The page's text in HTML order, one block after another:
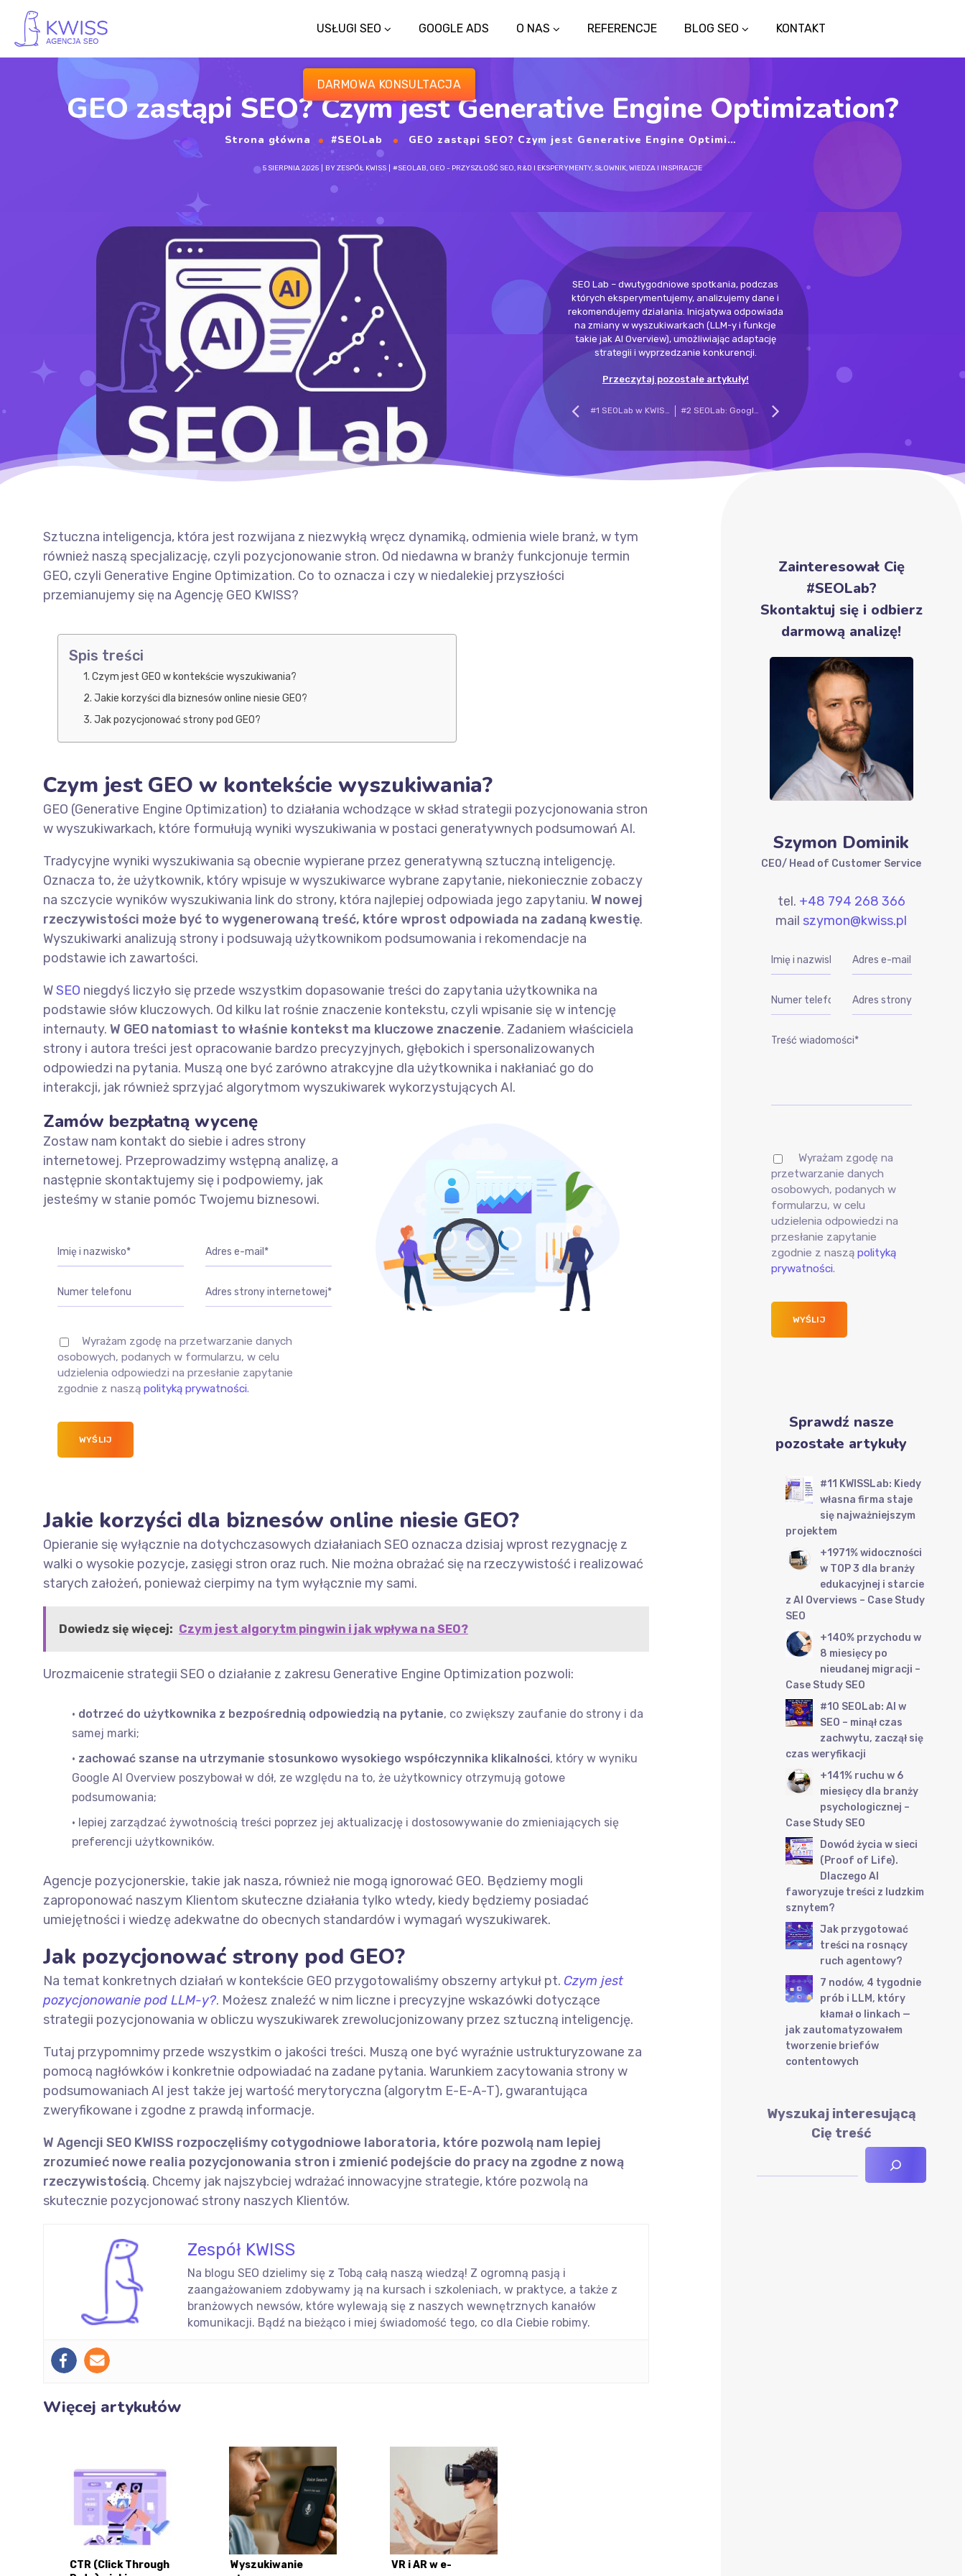
USŁUGI SEO GOOGLE ADS O NAS REFERENCJE BLOG SEO KONTAKT
DARMOWA KONSULTACJA
GEO zastąpi SEO? Czym jest Generative Engine Optimization?
Strona główna #SEOLab GEO zastąpi SEO? Czym jest Generative Engine Optimization?
5 SIERPNIA 2025 BYZESPÓŁ KWISS #SEOLAB, GEO - PRZYSZŁOŚĆ SEO, R&D I EKSPERYMENTY, SŁOWNIK,WIEDZA I INSPIRACJE
SEO Lab – dwutygodniowe spotkania, podczas
których eksperymentujemy, analizujemy dane i
rekomendujemy działania. Inicjatywa odpowiada
na zmiany w wyszukiwarkach (LLM-y i funkcje
takie jak AI Overview), umożliwiając adaptację
strategii i wyprzedzanie konkurencji.
Przeczytaj pozostałe artykuły!
#1 SEOLab w KWISS: jak badamy, testujemy i adaptujemy SEO w erze AI #2 SEOLab: Google AI Studio, plik llms.txt oraz wpływ BING na pozycjonowanie w Chat GPT
Sztuczna inteligencja, która jest rozwijana z niezwykłą wręcz dynamiką, odmienia wiele branż, w tym
również naszą specjalizację, czyli pozycjonowanie stron. Od niedawna w branży funkcjonuje termin
GEO, czyli Generative Engine Optimization. Co to oznacza i czy w niedalekiej przyszłości
przemianujemy się na Agencję GEO KWISS?
Spis treści
Czym jest GEO w kontekście wyszukiwania?
Jakie korzyści dla biznesów online niesie GEO?
Jak pozycjonować strony pod GEO?
Czym jest GEO w kontekście wyszukiwania?
GEO (Generative Engine Optimization) to działania wchodzące w skład strategii pozycjonowania stron
w wyszukiwarkach, które formułują wyniki wyszukiwania w postaci generatywnych podsumowań AI.
Tradycyjne wyniki wyszukiwania są obecnie wypierane przez generatywną sztuczną inteligencję.
Oznacza to, że użytkownik, który wpisuje w wyszukiwarce wybrane zapytanie, niekoniecznie zobaczy
na szczycie wyników wyszukiwania link do strony, która najlepiej odpowiada jego zapytaniu. W nowej
rzeczywistości może być to wygenerowaną treść, które wprost odpowiada na zadaną kwestię.
Wyszukiwarki analizują strony i podsuwają użytkownikom podsumowania i rekomendacje na
podstawie ich zawartości.
WSEO niegdyś liczyło się przede wszystkim dopasowanie treści do zapytania użytkownika na
podstawie słów kluczowych. Od kilku lat rośnie znaczenie kontekstu, czyli wpisanie się w intencję
internauty. W GEO natomiast to właśnie kontekst ma kluczowe znaczenie. Zadaniem właściciela
strony i autora treści jest opracowanie bardzo precyzyjnych, głębokich i spersonalizowanych
odpowiedzi na pytania. Muszą one być zarówno atrakcyjne dla użytkownika i nakłaniać go do
interakcji, jak również sprzyjać algorytmom wyszukiwarek wykorzystujących AI.
Zamów bezpłatną wycenę
Zostaw nam kontakt do siebie i adres strony
internetowej. Przeprowadzimy wstępną analizę, a
następnie skontaktujemy się i podpowiemy, jak
jesteśmy w stanie pomóc Twojemu biznesowi.
Wyrażam zgodę na przetwarzanie danych
osobowych, podanych w formularzu, w celu
udzielenia odpowiedzi na przesłanie zapytanie
zgodnie z naszą polityką prywatności.
Jakie korzyści dla biznesów online niesie GEO?
Opieranie się wyłącznie na dotychczasowych działaniach SEO oznacza dzisiaj wprost rezygnację z
walki o wysokie pozycje, zasięgi stron oraz ruch. Nie można obrażać się na rzeczywistość i realizować
starych założeń, ponieważ cierpimy na tym wyłącznie my sami.
Dowiedz się więcej: Czym jest algorytm pingwin i jak wpływa na SEO?
Urozmaicenie strategii SEO o działanie z zakresu Generative Engine Optimization pozwoli:
dotrzeć do użytkownika z bezpośrednią odpowiedzią na pytanie, co zwiększy zaufanie do strony i da
samej marki;
zachować szanse na utrzymanie stosunkowo wysokiego współczynnika klikalności, który w wyniku
Google AI Overview poszybował w dół, ze względu na to, że użytkownicy otrzymują gotowe
podsumowania;
lepiej zarządzać żywotnością treści poprzez jej aktualizację i dostosowywanie do zmieniających się
preferencji użytkowników.
Agencje pozycjonerskie, takie jak nasza, również nie mogą ignorować GEO. Będziemy mogli
zaproponować naszym Klientom skuteczne działania tylko wtedy, kiedy będziemy posiadać
umiejętności i wiedzę adekwatne do obecnych standardów i wymagań wyszukiwarek.
Jak pozycjonować strony pod GEO?
Na temat konkretnych działań w kontekście GEO przygotowaliśmy obszerny artykuł pt. Czym jest
pozycjonowanie pod LLM-y?. Możesz znaleźć w nim liczne i precyzyjne wskazówki dotyczące
strategii pozycjonowania w obliczu wyszukiwarek zrewolucjonizowany przez sztuczną inteligencję.
Tutaj przypomnimy przede wszystkim o jakości treści. Muszą one być wyraźnie ustrukturyzowane za
pomocą nagłówków i konkretnie odpowiadać na zadane pytania. Warunkiem zacytowania strony w
podsumowaniach AI jest także jej wartość merytoryczna (algorytm E-E-A-T), gwarantująca
zweryfikowane i zgodne z prawdą informacje.
W Agencji SEO KWISS rozpoczęliśmy cotygodniowe laboratoria, które pozwolą nam lepiej
zrozumieć nowe realia pozycjonowania stron i zmienić podejście do pracy na zgodne z nową
rzeczywistością. Chcemy jak najszybciej wdrażać innowacyjne strategie, które pozwolą na
skutecznie pozycjonować strony naszych Klientów.
Zespół KWISS
Na blogu SEO dzielimy się z Tobą całą naszą wiedzą! Z ogromną pasją i
zaangażowaniem zdobywamy ją na kursach i szkoleniach, w praktyce, a także z
branżowych newsów, które wylewają się z naszych wewnętrznych kanałów
komunikacji. Bądź na bieżąco i miej świadomość tego, co dla Ciebie robimy.
Więcej artykułów
CTR (Click Through
Wyszukiwanie
VR i AR w e-
Zainteresował Cię
#SEOLab?
Skontaktuj się i odbierz
darmową analizę!
Szymon Dominik
CEO/ Head of Customer Service
tel. +48 794 268 366
mail szymon@kwiss.pl
Wyrażam zgodę na
przetwarzanie danych
osobowych, podanych w
formularzu, w celu
udzielenia odpowiedzi na
przesłanie zapytanie
zgodnie z naszą polityką
prywatności.
Sprawdź nasze
pozostałe artykuły
#11 KWISSLab: Kiedy
własna firma staje
się najważniejszym
projektem
+1971% widoczności
w TOP 3 dla branży
edukacyjnej i starcie
z AI Overviews – Case Study
SEO
+140% przychodu w
8 miesięcy po
nieudanej migracji –
Case Study SEO
#10 SEOLab: AI w
SEO – minął czas
zachwytu, zaczął się
czas weryfikacji
+141% ruchu w 6
miesięcy dla branży
psychologicznej –
Case Study SEO
Dowód życia w sieci
(Proof of Life).
Dlaczego AI
faworyzuje treści z ludzkim
sznytem?
Jak przygotować
treści na rosnący
ruch agentowy?
7 nodów, 4 tygodnie
prób i LLM, który
kłamał o linkach —
jak zautomatyzowałem
tworzenie briefów
contentowych
Wyszukaj interesującą
Cię treść